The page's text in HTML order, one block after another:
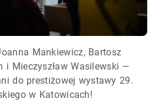
Mankiewicz, Bartosz
i Mieczyszław Wasilewski —
do prestiżowej wystawy 29.
w Katowicach!